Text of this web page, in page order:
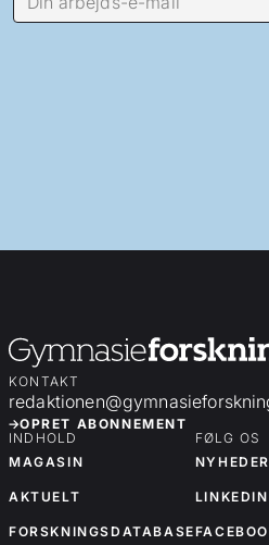
KONTAKT
OPRET ABONNEMENT
INDHOLD
MAGASIN
AKTUELT
FORSKNINGSDATABASE
FØLG OS
LINKEDIN